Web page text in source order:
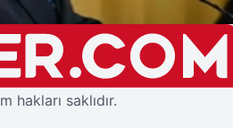
hakları saklıdır.